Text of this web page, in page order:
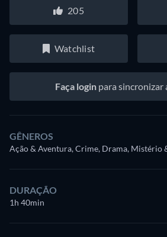
205
Watchlist
Faça loginpara sincronizar
GÊNEROS
Ação & Aventura, Crime, Drama, Mistério
DURAÇÃO
1h 40min